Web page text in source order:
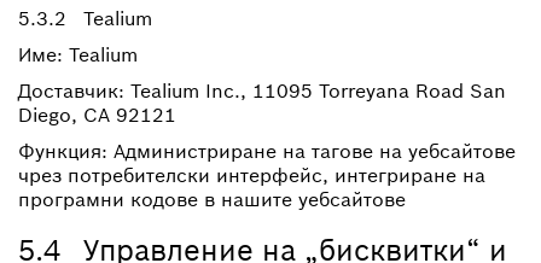
5.3.2 Tealium
Име: Tealium
Доставчик: Tealium Inc., 11095 Torreyana Road San
Diego, CA 92121
Функция: Администриране на тагове на уебсайтове
чрез потребителски интерфейс, интегриране на
програмни кодове в нашите уебсайтове
5.4 Управление на „бисквитки“ и